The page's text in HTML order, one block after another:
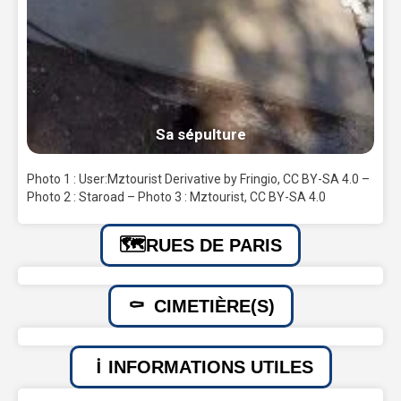
Sa sépulture
Photo 1 : User:Mztourist Derivative by Fringio, CC BY-SA 4.0 –
Photo 2 : Staroad – Photo 3 : Mztourist, CC BY-SA 4.0
RUES DE PARIS
CIMETIÈRE(S)
INFORMATIONS UTILES